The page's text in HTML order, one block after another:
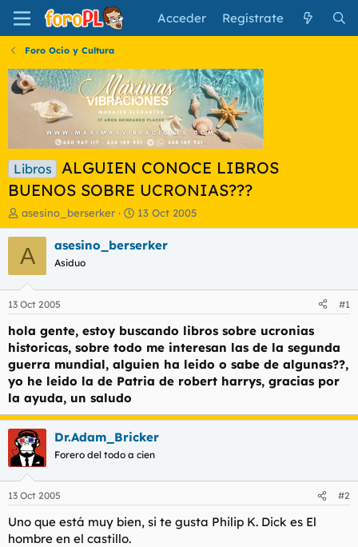
Acceder Regístrate
Foro Ocio y Cultura
Libros
ALGUIEN CONOCE LIBROS
BUENOS SOBRE UCRONIAS???
I
n
i
c
a
d
o
r
d
e
l
t
e
m
a
asesino_berserker
F
e
c
i
n
c
i
o
13 Oct 2005
A asesino_berserker
Asiduo
13 Oct 2005 #1
hola gente, estoy buscando libros sobre ucronias
historicas, sobre todo me interesan las de la segunda
guerra mundial, alguien ha leido o sabe de algunas??,
yo he leido la de Patria de robert harrys, gracias por
la ayuda, un saludo
Dr.Adam_Bricker
Forero del todo a cien
13 Oct 2005 #2
Uno que está muy bien, si te gusta Philip K. Dick es El
hombre en el castillo.